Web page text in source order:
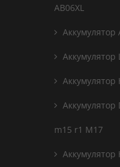
AB06XL
Аккумулятор
Аккумулятор
Аккумулятор
Аккумулятор
m15 r1 M17
Аккумулятор